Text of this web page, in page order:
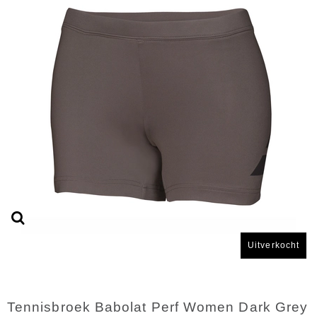
Uitverkocht
Tennisbroek Babolat Perf Women Dark Grey